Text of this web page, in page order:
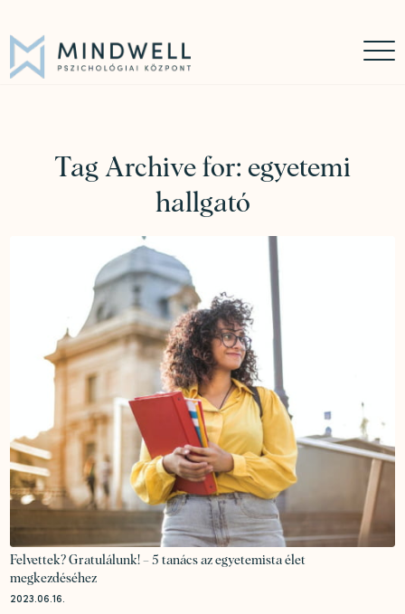
Tag Archive for: egyetemi
hallgató
Felvettek? Gratulálunk! – 5 tanács az egyetemista élet
megkezdéséhez
2023.06.16.